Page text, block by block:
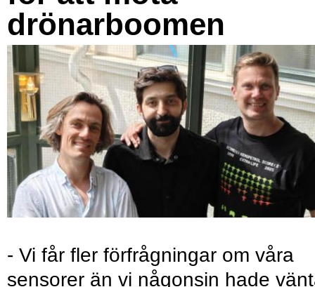
drönarboomen
- Vi får fler förfrågningar om våra
sensorer än vi någonsin hade